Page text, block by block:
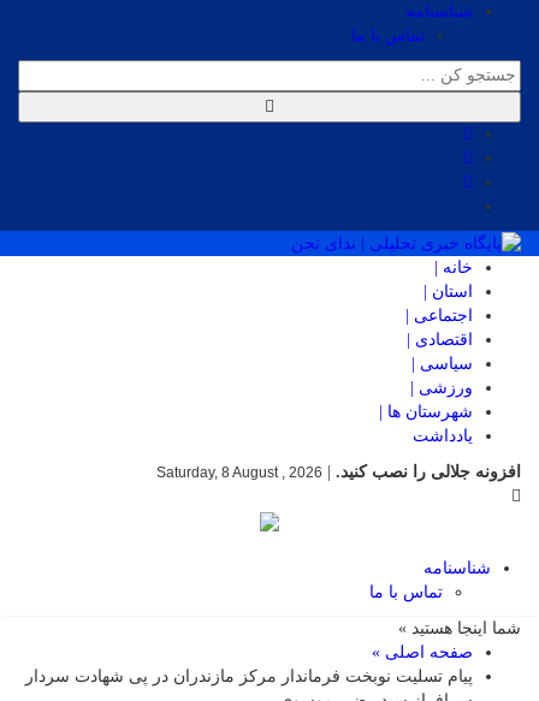
شناسنامه
تماس با ما
خانه |
استان |
اجتماعی |
اقتصادی |
سیاسی |
ورزشی |
شهرستان ها |
یادداشت
افزونه جلالی را نصب کنید.
Saturday, 8 August , 2026
شناسنامه
تماس با ما
شما اینجا هستید »
صفحه اصلی »
پیام تسلیت نوبخت فرماندار مرکز مازندران در پی شهادت سردار